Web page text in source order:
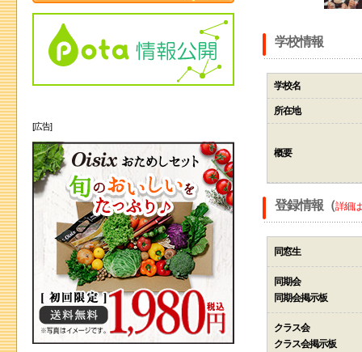
学校情報
学校名
所在地
概要
登録情報（詳細
同窓生
同期会
同期会掲示板
クラス会
クラス会掲示板
[広告]